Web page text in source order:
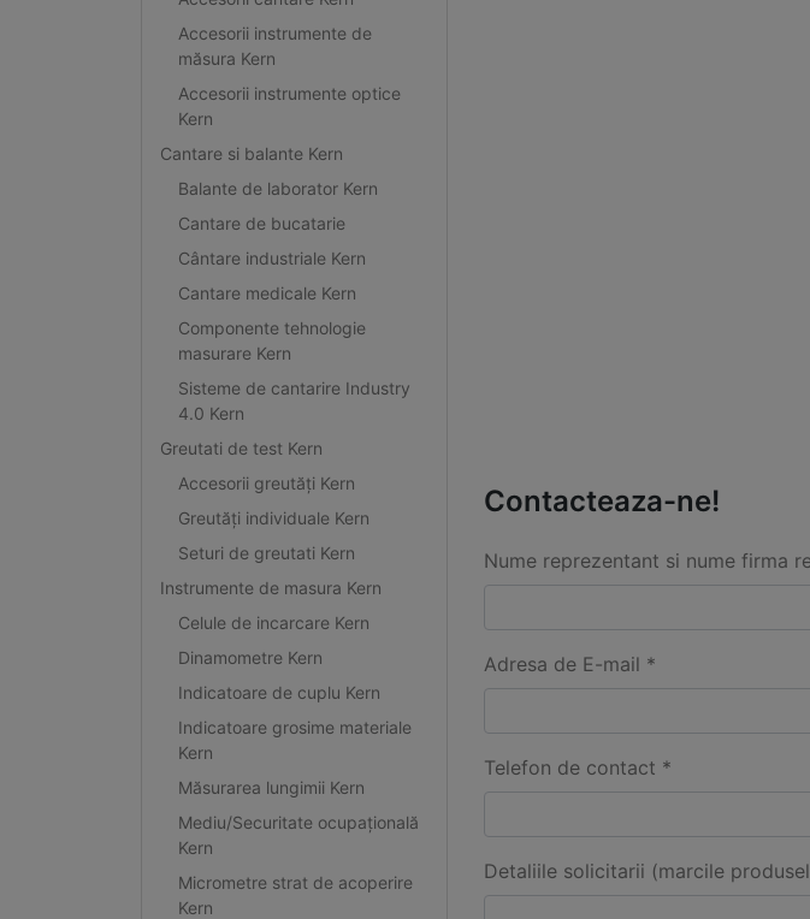
Accesorii instrumente de
măsura Kern
Accesorii instrumente optice
Kern
Cantare si balante Kern
Balante de laborator Kern
Cantare de bucatarie
Cântare industriale Kern
Cantare medicale Kern
Componente tehnologie
masurare Kern
Sisteme de cantarire Industry
4.0 Kern
Greutati de test Kern
Accesorii greutăți Kern
Greutăți individuale Kern
Seturi de greutati Kern
Instrumente de masura Kern
Celule de incarcare Kern
Dinamometre Kern
Indicatoare de cuplu Kern
Indicatoare grosime materiale
Kern
Măsurarea lungimii Kern
Mediu/Securitate ocupațională
Kern
Micrometre strat de acoperire
Kern
Contacteaza-ne!
Nume reprezentant si nume firma
Adresa de E-mail *
Telefon de contact *
Detaliile solicitarii (marcile